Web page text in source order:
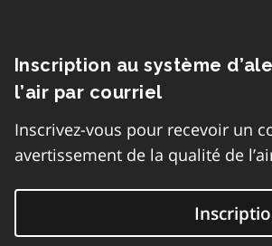
Inscription au système
l’air par courriel
Inscrivez-vous pour recevoir un
avertissement de la qualité de